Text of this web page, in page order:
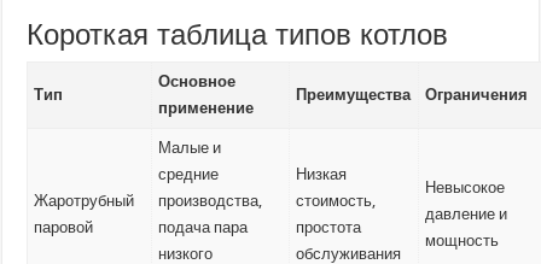
Короткая таблица типов котлов
Тип
Основное
применение
Преимущества Ограничения
Жаротрубный
паровой
Малые и
средние
производства,
подача пара
низкого
Низкая
стоимость,
простота
обслуживания
Невысокое
давление и
мощность